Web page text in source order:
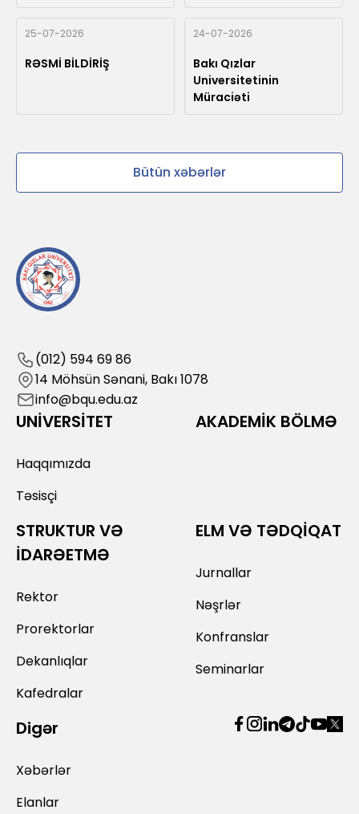
25-07-2026
RƏSMİ BİLDİRİŞ
24-07-2026
Bakı Qızlar
Universitetinin
Müraciəti
Bütün xəbərlər
(012) 594 69 86
14 Möhsün Sənani, Bakı 1078
info@bqu.edu.az
UNİVERSİTET
Haqqımızda
Təsisçi
AKADEMİK BÖLMƏ
STRUKTUR VƏ
İDARƏETMƏ
Rektor
Prorektorlar
Dekanlıqlar
Kafedralar
ELM VƏ TƏDQİQAT
Jurnallar
Nəşrlər
Konfranslar
Seminarlar
Digər
Xəbərlər
Elanlar